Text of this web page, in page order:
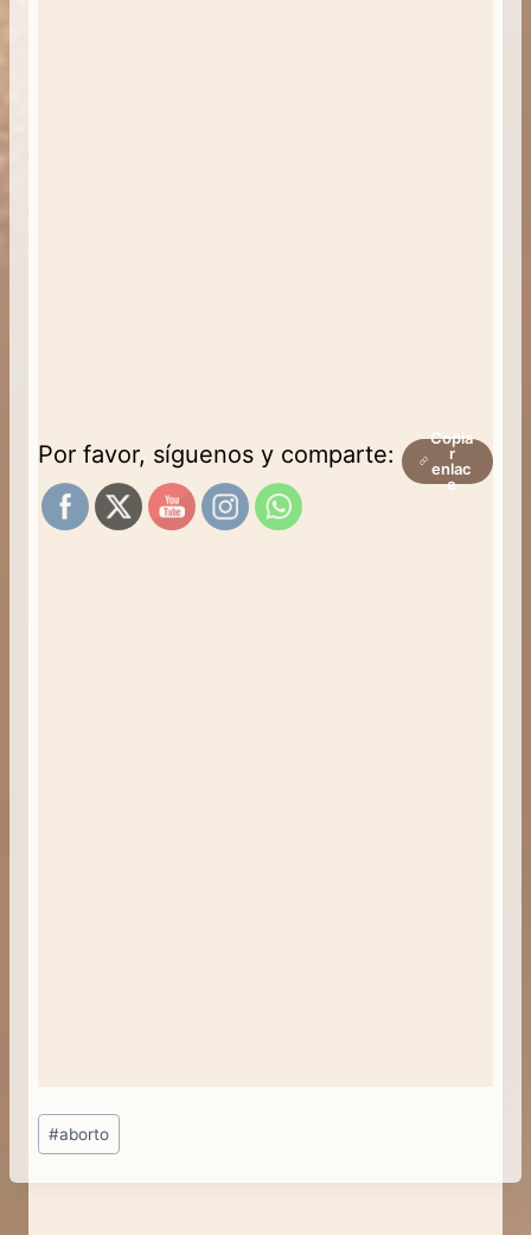
Por favor, síguenos y comparte:
Copia
r
enlac
e
Etiquetas
de
la
#aborto